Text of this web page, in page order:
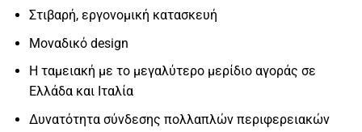
Στιβαρή, εργονομική κατασκευή
Μοναδικό design
H ταμειακή με το μεγαλύτερο μερίδιο αγοράς σε
Ελλάδα και Ιταλία
Δυνατότητα σύνδεσης πολλαπλών περιφερειακών